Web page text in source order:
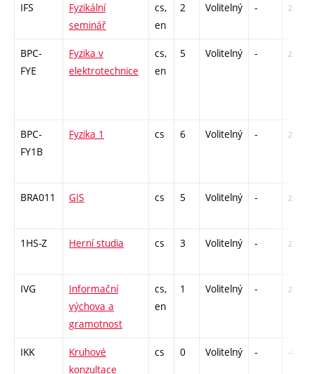
IFS
Fyzikální
seminář
cs,
en
2 Volitelný - zá
BPC-
FYE
Fyzika v
elektrotechnice
cs,
en
5 Volitelný - zá,zk
BPC-
FY1B
Fyzika 1 cs 6 Volitelný - zá,zk
BRA011 GIS cs 5 Volitelný - zá,zk
1HS-Z Herní studia cs 3 Volitelný - zk
IVG
Informační
výchova a
gramotnost
cs,
en
1 Volitelný - zá
IKK
Kruhové
konzultace
cs 0 Volitelný - -DD